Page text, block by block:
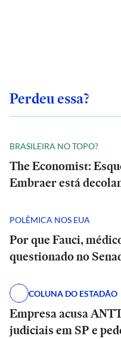
Perdeu essa?
BRASILEIRA NO TOPO?
The Economist:
Embraer está
POLÊMICA NOS EUA
Por que Fauci,
questionado no
COLUNA DO ESTADÃO
Empresa acusa
judiciais em SP e